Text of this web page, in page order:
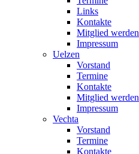
Links
Kontakte
Mitglied werden
Impressum
Uelzen
Vorstand
Termine
Kontakte
Mitglied werden
Impressum
Vechta
Vorstand
Termine
Kontakte